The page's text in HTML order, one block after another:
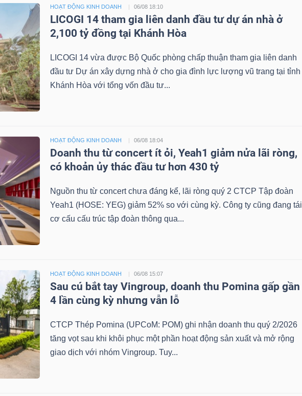
HOẠT ĐỘNG KINH DOANH 06/08 18:10
LICOGI 14 tham gia liên danh đầu tư dự án nhà ở
2,100 tỷ đồng tại Khánh Hòa
LICOGI 14 vừa được Bộ Quốc phòng chấp thuận tham gia liên danh
đầu tư Dự án xây dựng nhà ở cho gia đình lực lượng vũ trang tại tỉnh
Khánh Hòa với tổng vốn đầu tư...
HOẠT ĐỘNG KINH DOANH 06/08 18:04
Doanh thu từ concert ít ỏi, Yeah1 giảm nửa lãi ròng,
có khoản ủy thác đầu tư hơn 430 tỷ
Nguồn thu từ concert chưa đáng kể, lãi ròng quý 2 CTCP Tập đoàn
Yeah1 (HOSE: YEG) giảm 52% so với cùng kỳ. Công ty cũng đang tái
cơ cấu cấu trúc tập đoàn thông qua...
HOẠT ĐỘNG KINH DOANH 06/08 15:07
Sau cú bắt tay Vingroup, doanh thu Pomina gấp gần
4 lần cùng kỳ nhưng vẫn lỗ
CTCP Thép Pomina (UPCoM: POM) ghi nhận doanh thu quý 2/2026
tăng vọt sau khi khôi phục một phần hoạt động sản xuất và mở rộng
giao dịch với nhóm Vingroup. Tuy...